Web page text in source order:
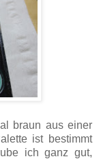
braun aus einer
ist bestimmt
ich ganz gut,